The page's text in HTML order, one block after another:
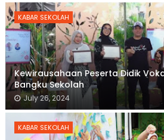
KABAR SEKOLAH
Kewirausahaan Peserta Didik
Bangku Sekolah
July 26, 2024
KABAR SEKOLAH